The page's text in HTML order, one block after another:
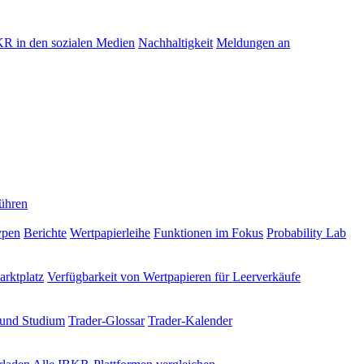
in den sozialen Medien Nachhaltigkeit Meldungen an
Berichte Wertpapierleihe Funktionen im Fokus Probability Lab
Verfügbarkeit von Wertpapieren für Leerverkäufe
Studium Trader-Glossar Trader-Kalender